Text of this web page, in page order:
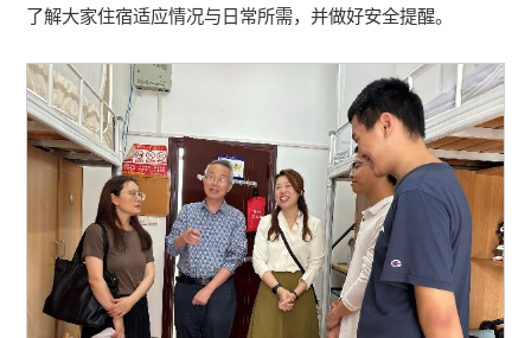
了解大家住宿适应情况与日常所需，并做好安全提醒。